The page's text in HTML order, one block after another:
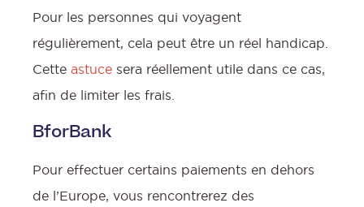
Pour les personnes qui voyagent
régulièrement, cela peut être un réel handicap.
Cette astuce sera réellement utile dans ce cas,
afin de limiter les frais.
BforBank
Pour effectuer certains paiements en dehors
de l’Europe, vous rencontrerez des